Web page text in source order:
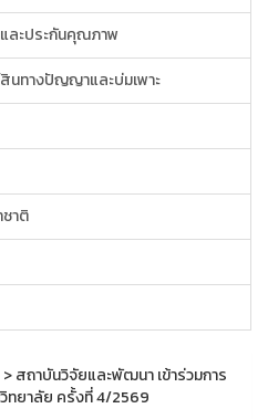
ละประกันคุณภาพ
นทางปัญญาและบ่มเพาะ
ชาติ
> สถาบันวิจัยและพัฒนา เข้าร่วมการ
ทยาลัย ครั้งที่ 4/2569